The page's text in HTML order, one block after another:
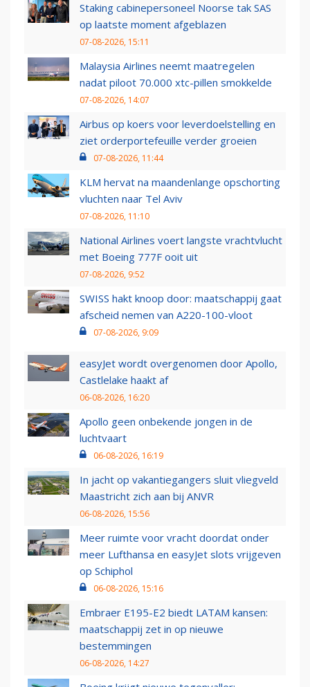
Staking cabinepersoneel Noorse tak SAS
op laatste moment afgeblazen
07-08-2026, 15:11
Malaysia Airlines neemt maatregelen
nadat piloot 70.000 xtc-pillen smokkelde
07-08-2026, 14:07
Airbus op koers voor leverdoelstelling en
ziet orderportefeuille verder groeien
07-08-2026, 11:44
KLM hervat na maandenlange opschorting
vluchten naar Tel Aviv
07-08-2026, 11:10
National Airlines voert langste vrachtvlucht
met Boeing 777F ooit uit
07-08-2026, 9:52
SWISS hakt knoop door: maatschappij gaat
afscheid nemen van A220-100-vloot
07-08-2026, 9:09
easyJet wordt overgenomen door Apollo,
Castlelake haakt af
06-08-2026, 16:20
Apollo geen onbekende jongen in de
luchtvaart
06-08-2026, 16:19
In jacht op vakantiegangers sluit vliegveld
Maastricht zich aan bij ANVR
06-08-2026, 15:56
Meer ruimte voor vracht doordat onder
meer Lufthansa en easyJet slots vrijgeven
op Schiphol
06-08-2026, 15:16
Embraer E195-E2 biedt LATAM kansen:
maatschappij zet in op nieuwe
bestemmingen
06-08-2026, 14:27